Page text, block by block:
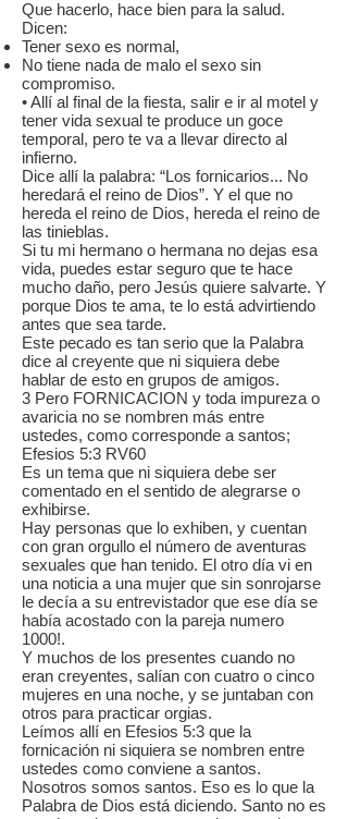
Que hacerlo, hace bien para la salud.
Dicen:
Tener sexo es normal,
No tiene nada de malo el sexo sin
compromiso.
• Allí al final de la fiesta, salir e ir al motel y
tener vida sexual te produce un goce
temporal, pero te va a llevar directo al
infierno.
Dice allí la palabra: “Los fornicarios... No
heredará el reino de Dios”. Y el que no
hereda el reino de Dios, hereda el reino de
las tinieblas.
Si tu mi hermano o hermana no dejas esa
vida, puedes estar seguro que te hace
mucho daño, pero Jesús quiere salvarte. Y
porque Dios te ama, te lo está advirtiendo
antes que sea tarde.
Este pecado es tan serio que la Palabra
dice al creyente que ni siquiera debe
hablar de esto en grupos de amigos.
3 Pero FORNICACION y toda impureza o
avaricia no se nombren más entre
ustedes, como corresponde a santos;
Efesios 5:3 RV60
Es un tema que ni siquiera debe ser
comentado en el sentido de alegrarse o
exhibirse.
Hay personas que lo exhiben, y cuentan
con gran orgullo el número de aventuras
sexuales que han tenido. El otro día vi en
una noticia a una mujer que sin sonrojarse
le decía a su entrevistador que ese día se
había acostado con la pareja numero
1000!.
Y muchos de los presentes cuando no
eran creyentes, salían con cuatro o cinco
mujeres en una noche, y se juntaban con
otros para practicar orgias.
Leímos allí en Efesios 5:3 que la
fornicación ni siquiera se nombren entre
ustedes como conviene a santos.
Nosotros somos santos. Eso es lo que la
Palabra de Dios está diciendo. Santo no es